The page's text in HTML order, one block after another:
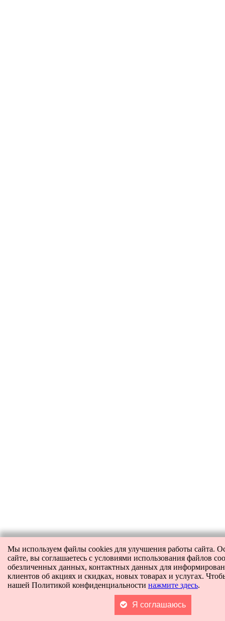
Мы используем файлы cookies для улучшения работы сайта.
сайте, вы соглашаетесь с условиями использования файлов
обезличенных данных, контактных данных для
клиентов об акциях и скидках, новых товарах и услугах.
нашей Политикой конфиденциальности нажмите здесь.
Я соглашаюсь